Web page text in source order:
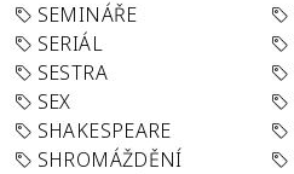
SEMINÁŘE
SERIÁL
SESTRA
SEX
SHAKESPEARE
SHROMÁŽDĚNÍ